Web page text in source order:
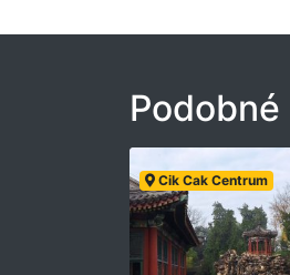
Cik Cak Centrum